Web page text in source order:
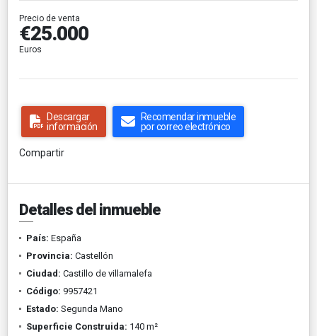
Precio de venta
€25.000
Euros
Descargar
información
Recomendar inmueble
por correo electrónico
Compartir
Detalles del inmueble
País: España
Provincia: Castellón
Ciudad: Castillo de villamalefa
Código: 9957421
Estado: Segunda Mano
Superficie Construida: 140 m²